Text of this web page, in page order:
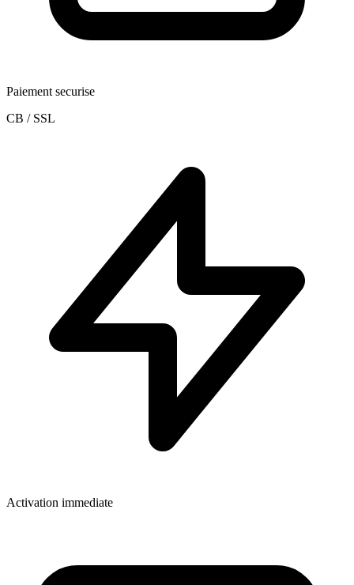
Paiement securise
CB / SSL
Activation immediate